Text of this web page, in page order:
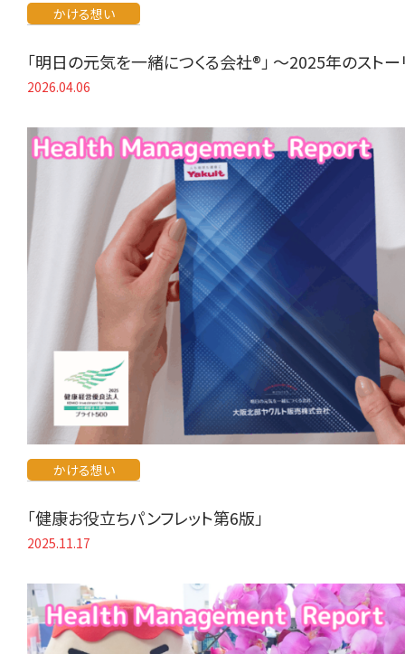
かける想い
「明日の元気を一緒につくる会社®」 〜2025年のスト
2026.04.06
かける想い
「健康お役立ちパンフレット第6版」
2025.11.17